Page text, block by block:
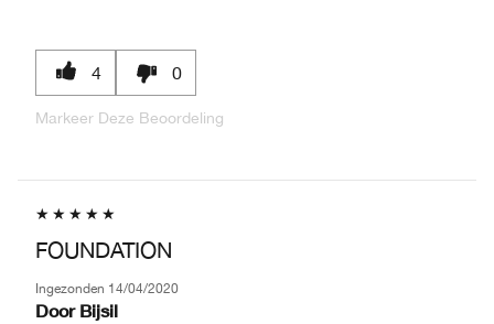
4 0
Markeer Deze Beoordeling
FOUNDATION
Ingezonden 14/04/2020
Door Bijsil